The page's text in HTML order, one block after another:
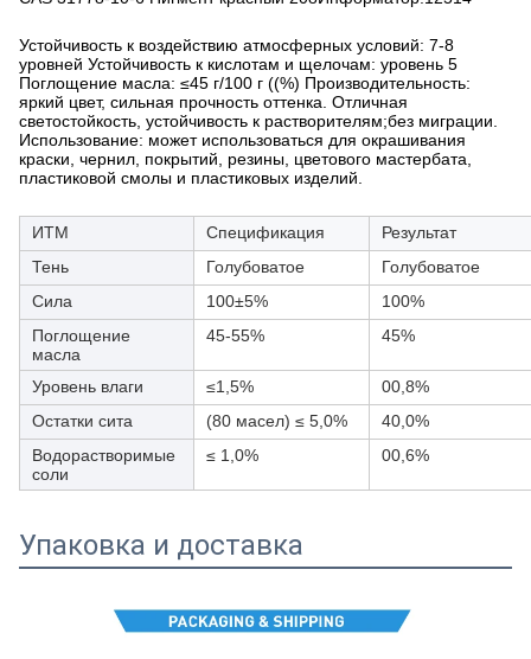
Устойчивость к воздействию атмосферных условий: 7-8
уровней Устойчивость к кислотам и щелочам: уровень 5
Поглощение масла: ≤45 г/100 г ((%) Производительность:
яркий цвет, сильная прочность оттенка. Отличная
светостойкость, устойчивость к растворителям;без миграции.
Использование: может использоваться для окрашивания
краски, чернил, покрытий, резины, цветового мастербата,
пластиковой смолы и пластиковых изделий.
ИТМ Спецификация
Результат
Тень
Голубоватое
Голубоватое
Сила
100±5%
100%
Поглощение
масла
45-55% 45%
Уровень влаги ≤1,5%
00,8%
Остатки сита
(80 масел) ≤ 5,0%
40,0%
Водорастворимые
соли
≤ 1,0% 00,6%
Упаковка и доставка